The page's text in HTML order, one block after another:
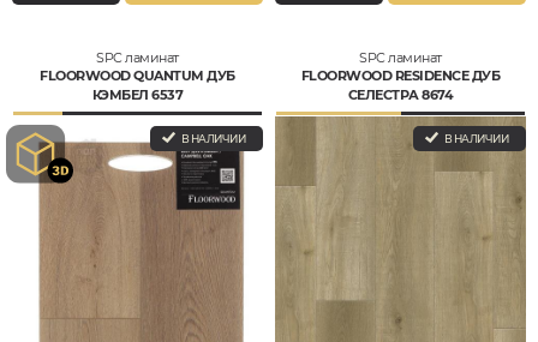
SPC ламинат
FLOORWOOD QUANTUM ДУБ
КЭМБЕЛ 6537
В НАЛИЧИИ
SPC ламинат
FLOORWOOD RESIDENCE ДУБ
СЕЛЕСТРА 8674
В НАЛИЧИИ